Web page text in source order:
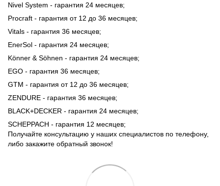
Nivel System - гарантия 24 месяцев;
Procraft - гарантия от 12 до 36 месяцев;
Vitals - гарантия 36 месяцев;
EnerSol - гарантия 24 месяцев;
Könner & Söhnen - гарантия 24 месяцев;
EGO - гарантия 36 месяцев;
GTM - гарантия от 12 до 36 месяцев;
ZENDURE - гарантия 36 месяцев;
BLACK+DECKER - гарантия 24 месяцев;
SCHEPPACH - гарантия 12 месяцев;
Получайте консультацию у наших специалистов по телефону,
либо закажите обратный звонок!